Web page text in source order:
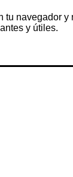
tu navegador
y útiles.